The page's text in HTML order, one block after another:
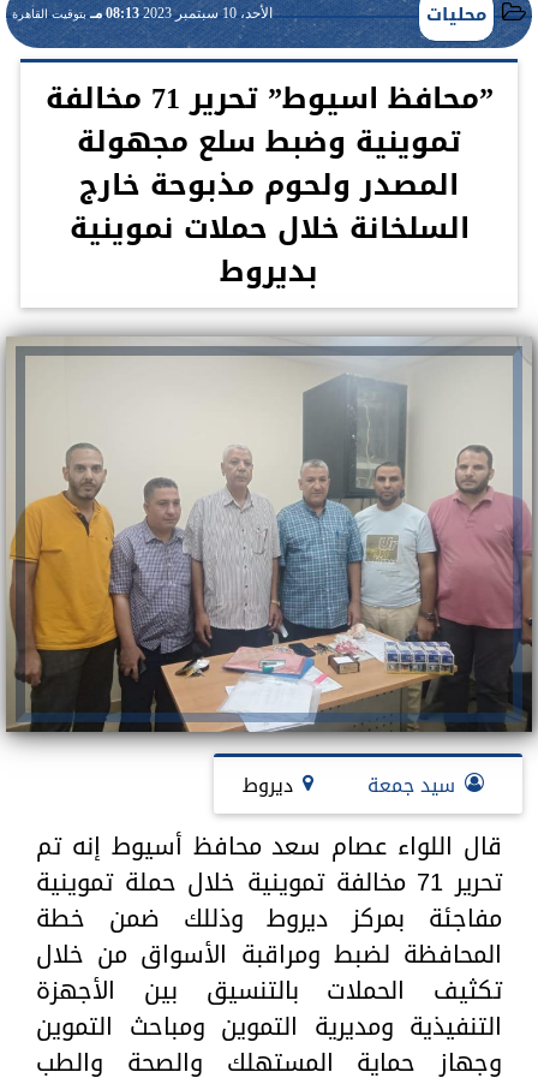
محليات الأحد، 10 سبتمبر 2023 08:13 مـ بتوقيت القاهرة
”محافظ اسيوط” تحرير 71 مخالفة
تموينية وضبط سلع مجهولة
المصدر ولحوم مذبوحة خارج
السلخانة خلال حملات نموينية
بديروط
سيد جمعة ديروط
قال اللواء عصام سعد محافظ أسيوط إنه تم
تحرير 71 مخالفة تموينية خلال حملة تموينية
مفاجئة بمركز ديروط وذللك ضمن خطة
المحافظة لضبط ومراقبة الأسواق من خلال
تكثيف الحملات بالتنسيق بين الأجهزة
التنفيذية ومديرية التموين ومباحث التموين
وجهاز حماية المستهلك والصحة والطب